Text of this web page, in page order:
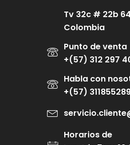
Tv 32c # 22b
Colombia
Punto de venta
+(57) 312 297
Habla con
+(57)
Horarios de